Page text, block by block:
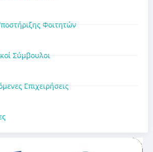
Φοιτητών
Σύμβουλοι
Επιχειρήσεις